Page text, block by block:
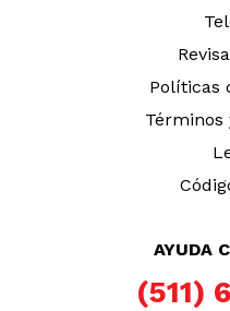
Políticas
Términos
AYUDA
(511)